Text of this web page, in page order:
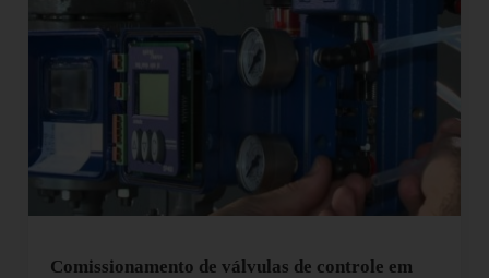
Comissionamento de válvulas de controle em